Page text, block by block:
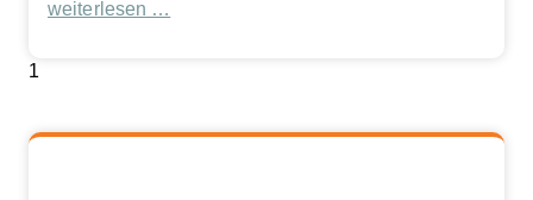
weiterlesen …